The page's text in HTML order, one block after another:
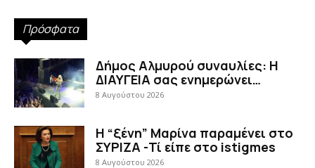
Πρόσφατα
Δήμος Αλμυρού συναυλίες: Η
ΔΙΑΥΓΕΙΑ σας ενημερώνει…
8 Αυγούστου 2026
Η “ξένη” Μαρίνα παραμένει στο
ΣΥΡΙΖΑ -Τί είπε στο istigmes
8 Αυγούστου 2026